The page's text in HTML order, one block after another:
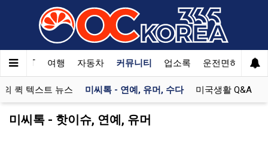
한국SAT 여행 자동차 커뮤니티 업소록 운전면허 문의
의 퀵 텍스트 뉴스 미씨톡 - 연예, 유머, 수다 미국생활 Q&A
미씨톡 - 핫이슈, 연예, 유머